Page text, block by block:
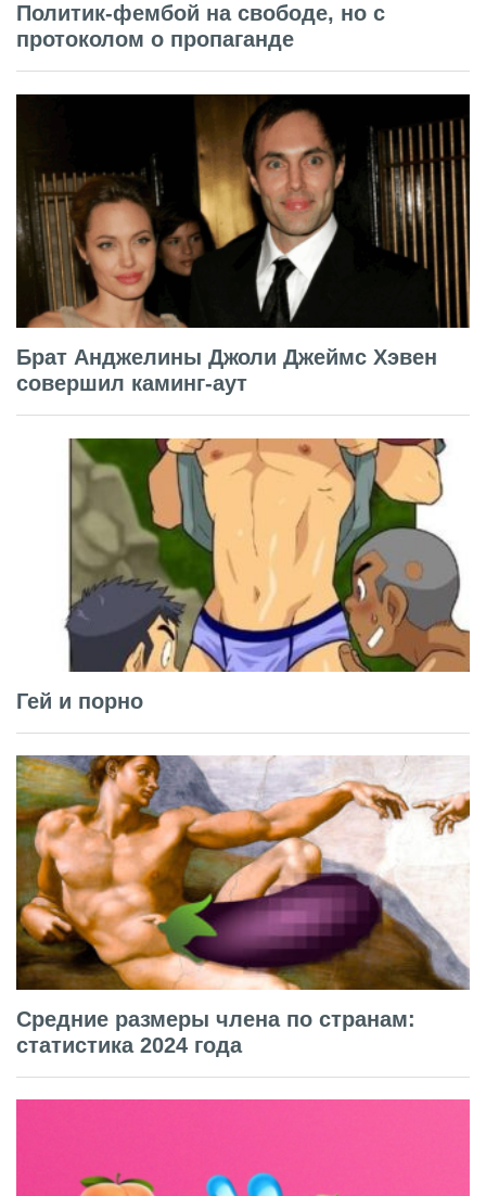
Политик-фембой на свободе, но с
протоколом о пропаганде
Брат Анджелины Джоли Джеймс Хэвен
совершил каминг-аут
Гей и порно
Средние размеры члена по странам:
статистика 2024 года